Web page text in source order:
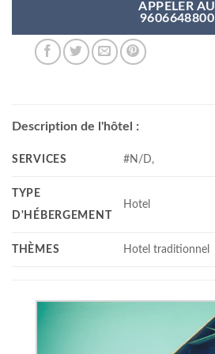
APPELER AU
9606648800
Description de l'hôtel :
SERVICES #N/D,
TYPE
D'HÉBERGEMENT
Hotel
THÈMES Hotel traditionnel